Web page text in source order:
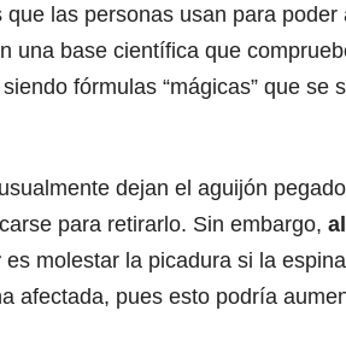
que las personas usan para poder
una base científica que
fórmulas “mágicas” que se
dejan el aguijón
para retirarlo. Sin embargo,
es molestar la picadura si la
afectada, pues esto podría